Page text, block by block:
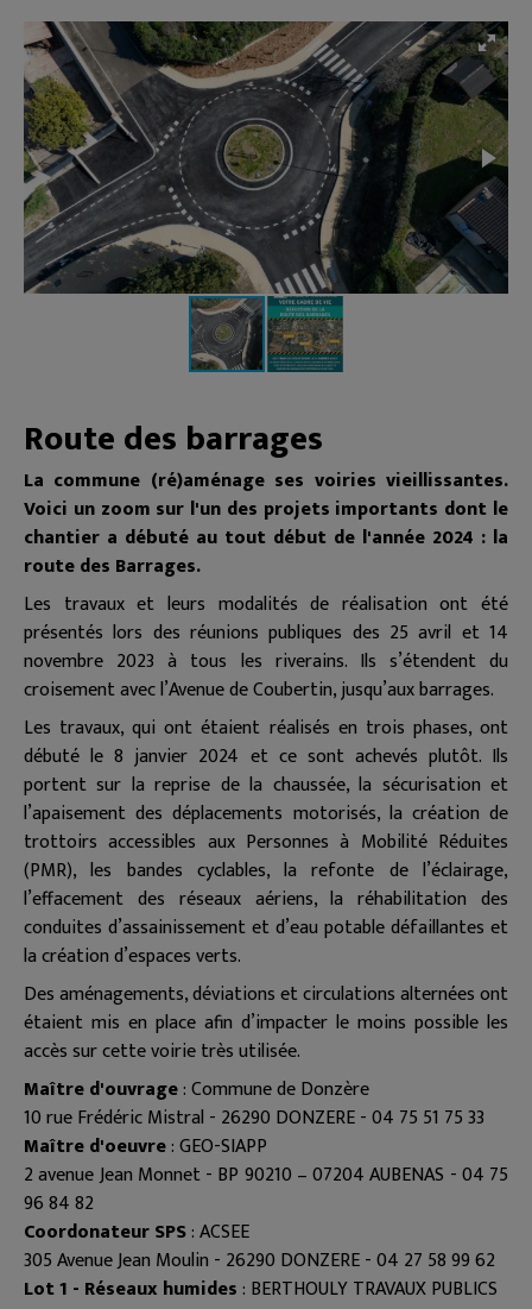
Route des barrages
La commune (ré)aménage ses voiries vieillissantes.
Voici un zoom sur l'un des projets importants dont le
chantier a débuté au tout début de l'année 2024 : la
route des Barrages.
Les travaux et leurs modalités de réalisation ont été
présentés lors des réunions publiques des 25 avril et 14
novembre 2023 à tous les riverains. Ils s’étendent du
croisement avec l’Avenue de Coubertin, jusqu’aux barrages.
Les travaux, qui ont étaient réalisés en trois phases, ont
débuté le 8 janvier 2024 et ce sont achevés plutôt. Ils
portent sur la reprise de la chaussée, la sécurisation et
l’apaisement des déplacements motorisés, la création de
trottoirs accessibles aux Personnes à Mobilité Réduites
(PMR), les bandes cyclables, la refonte de l’éclairage,
l’effacement des réseaux aériens, la réhabilitation des
conduites d’assainissement et d’eau potable défaillantes et
la création d’espaces verts.
Des aménagements, déviations et circulations alternées ont
étaient mis en place afin d’impacter le moins possible les
accès sur cette voirie très utilisée.
Maître d'ouvrage: Commune de Donzère
10 rue Frédéric Mistral - 26290 DONZERE - 04 75 51 75 33
Maître d'oeuvre: GEO-SIAPP
2 avenue Jean Monnet - BP 90210 – 07204 AUBENAS - 04 75
96 84 82
Coordonateur SPS: ACSEE
305 Avenue Jean Moulin - 26290 DONZERE - 04 27 58 99 62
Lot 1 - Réseaux humides: BERTHOULY TRAVAUX PUBLICS